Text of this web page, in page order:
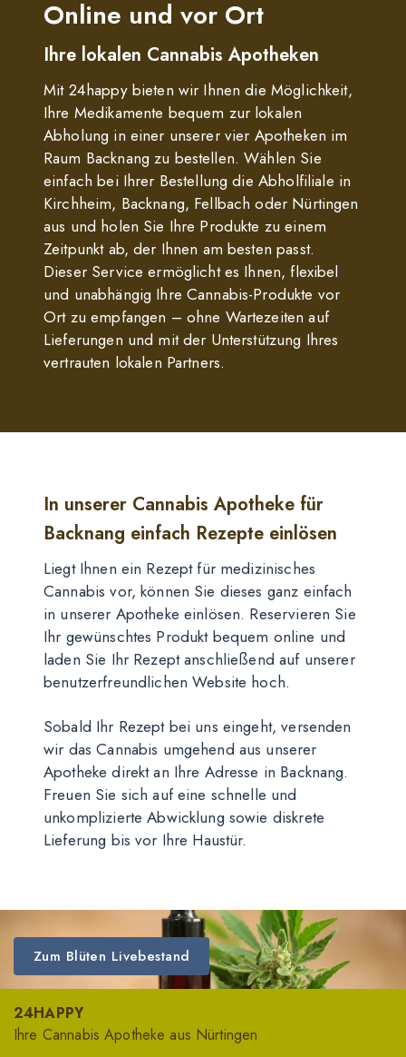
Online und vor Ort
Ihre lokalen Cannabis Apotheken
Mit 24happy bieten wir Ihnen die Möglichkeit,
Ihre Medikamente bequem zur lokalen
Abholung in einer unserer vier Apotheken im
Raum Backnang zu bestellen. Wählen Sie
einfach bei Ihrer Bestellung die Abholfiliale in
Kirchheim, Backnang, Fellbach oder Nürtingen
aus und holen Sie Ihre Produkte zu einem
Zeitpunkt ab, der Ihnen am besten passt.
Dieser Service ermöglicht es Ihnen, flexibel
und unabhängig Ihre Cannabis-Produkte vor
Ort zu empfangen – ohne Wartezeiten auf
Lieferungen und mit der Unterstützung Ihres
vertrauten lokalen Partners.
In unserer Cannabis Apotheke für
Backnang einfach Rezepte einlösen
Liegt Ihnen ein Rezept für medizinisches
Cannabis vor, können Sie dieses ganz einfach
in unserer Apotheke einlösen. Reservieren Sie
Ihr gewünschtes Produkt bequem online und
laden Sie Ihr Rezept anschließend auf unserer
benutzerfreundlichen Website hoch.
Sobald Ihr Rezept bei uns eingeht, versenden
wir das Cannabis umgehend aus unserer
Apotheke direkt an Ihre Adresse in Backnang.
Freuen Sie sich auf eine schnelle und
unkomplizierte Abwicklung sowie diskrete
Lieferung bis vor Ihre Haustür.
Zum Blüten Livebestand
24HAPPY
Ihre Cannabis Apotheke aus Nürtingen